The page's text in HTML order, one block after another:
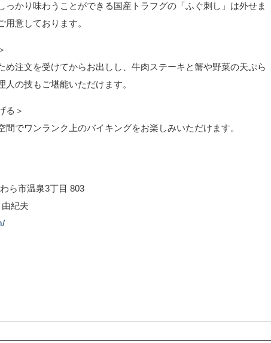
っかり味わうことができる国産トラフグの「ふぐ刺し」は外せま
意しております。
め注文を受けてからお出しし、牛肉ステーキと蟹や野菜の天ぷら
の技もご堪能いただけます。
る＞
でワンランク上のバイキングをお楽しみいただけます。
ら市温泉3丁目 803
紀夫